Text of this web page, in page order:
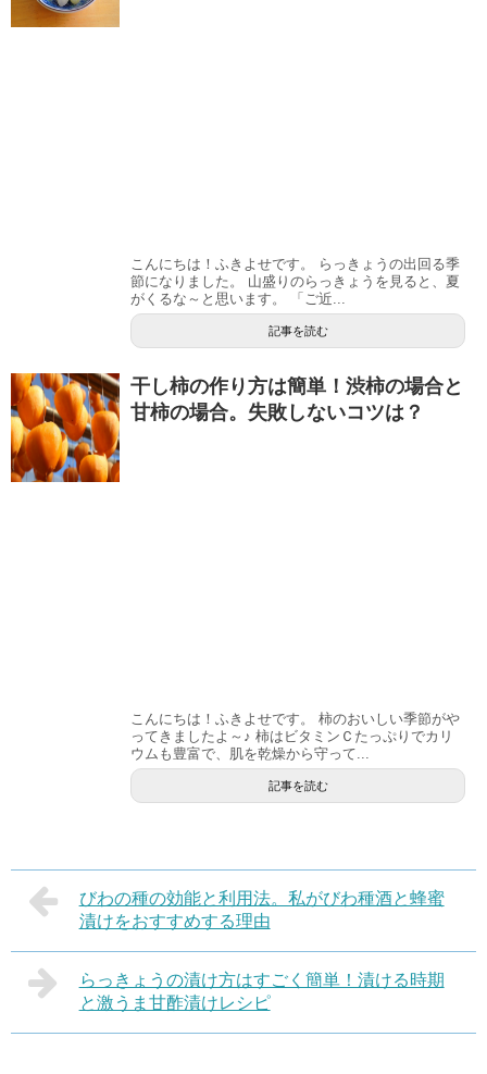
こんにちは！ふきよせです。 らっきょうの出回る季
節になりました。 山盛りのらっきょうを見ると、夏
がくるな～と思います。 「ご近...
記事を読む
干し柿の作り方は簡単！渋柿の場合と
甘柿の場合。失敗しないコツは？
こんにちは！ふきよせです。 柿のおいしい季節がや
ってきましたよ～♪ 柿はビタミンＣたっぷりでカリ
ウムも豊富で、肌を乾燥から守って...
記事を読む
びわの種の効能と利用法。私がびわ種酒と蜂蜜
漬けをおすすめする理由
らっきょうの漬け方はすごく簡単！漬ける時期
と激うま甘酢漬けレシピ